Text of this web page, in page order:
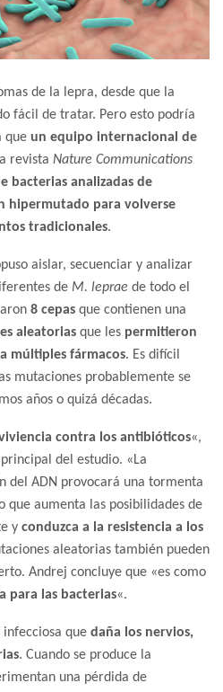
de la lepra, desde que la
fácil de tratar. Pero esto podría
que un equipo internacional de
revista Nature Communications
bacterias analizadas de
hipermutado para volverse
tradicionales.
aislar, secuenciar y analizar
de M. leprae de todo el
8 cepas que contienen una
aleatorias que les permitieron
múltiples fármacos. Es difícil
mutaciones probablemente se
años o quizá décadas.
contra los antibióticos«,
del estudio. «La
del ADN provocará una tormenta
que aumenta las posibilidades de
y conduzca a la resistencia a los
aleatorias también pueden
Andrej concluye que «es como
para las bacterias«.
que daña los nervios,
. Cuando se produce la
una pérdida de